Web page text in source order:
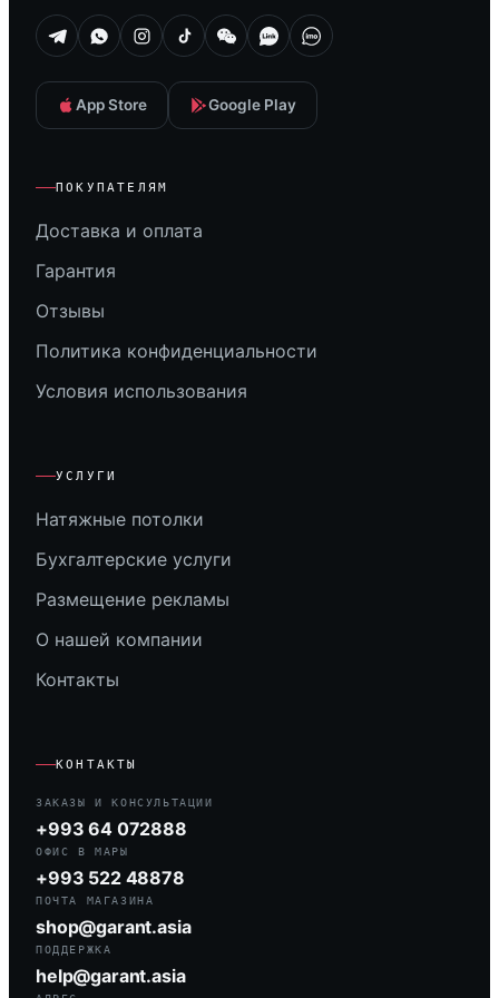
App Store Google Play
ПОКУПАТЕЛЯМ
Доставка и оплата
Гарантия
Отзывы
Политика конфиденциальности
Условия использования
УСЛУГИ
Натяжные потолки
Бухгалтерские услуги
Размещение рекламы
О нашей компании
Контакты
КОНТАКТЫ
ЗАКАЗЫ И КОНСУЛЬТАЦИИ
+993 64 072888
ОФИС В МАРЫ
+993 522 48878
ПОЧТА МАГАЗИНА
shop@garant.asia
ПОДДЕРЖКА
help@garant.asia